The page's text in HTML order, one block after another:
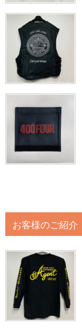
お客様のご紹介